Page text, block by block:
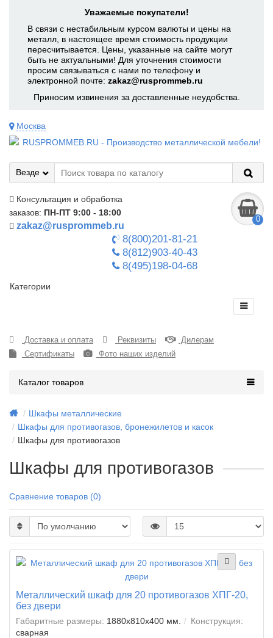
Уважаемые покупатели!
В связи с нестабильным курсом валюты и цены на
металл, в настоящее время стоимость продукции
пересчитывается. Цены, указанные на сайте могут
быть не актуальными! Для уточнения стоимости
просим связываться с нами по телефону и
электронной почте: zakaz@rusprommeb.ru
Приносим извинения за доставленные неудобства.
Москва
Везде
Консультация и обработка
заказов: ПН-ПТ 9:00 - 18:00
zakaz@rusprommeb.ru
8(800)201-81-21
8(812)903-40-43
8(495)198-04-68
0
Категории
Доставка и оплата Реквизиты
Дилерам
Сертификаты
Фото наших изделий
Каталог товаров
Шкафы металлические
Шкафы для противогазов, бронежилетов и касок
Шкафы для противогазов
Шкафы для противогазов
Сравнение товаров (0)
Металлический шкаф для 20 противогазов ХПГ-20,
без двери
Габаритные размеры: 1880x810x400 мм.
Конструкция:
сварная